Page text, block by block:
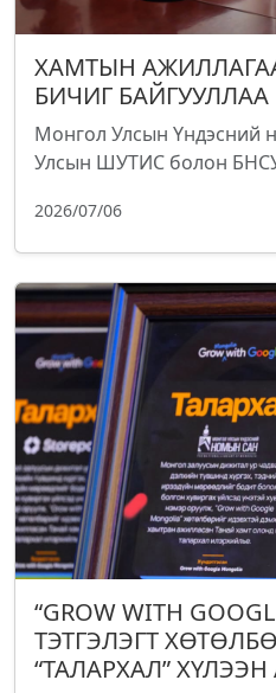
ХАМТЫН
БИЧИГ БАЙГУУЛЛАА
Монгол Улсын Үндэсний
Улсын ШУТИС болон
2026/07/06
“GROW WITH
ТЭТГЭЛЭГТ
“ТАЛАРХАЛ”